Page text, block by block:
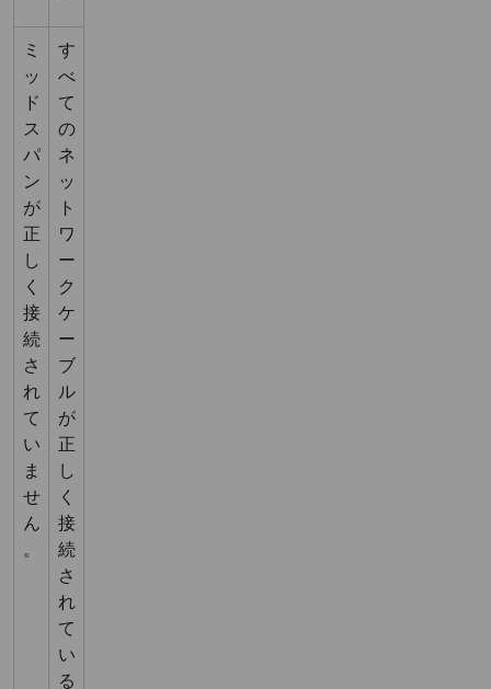
ミ
ッ
ド
ス
パ
ン
が
正
し
く
接
続
さ
れ
て
い
ま
せ
ん
。
す
べ
て
の
ネ
ッ
ト
ワ
ー
ク
ケ
ー
ブ
ル
が
正
し
く
接
続
さ
れ
て
い
る